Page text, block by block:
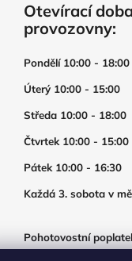
Otevírací
provozovny:
Pondělí 10:00 - 18:00
Úterý 10:00 - 15:00
Středa 10:00 - 18:00
Čtvrtek 10:00 - 15:00
Pátek 10:00 - 16:30
Každá 3. sobota v
Pohotovostní